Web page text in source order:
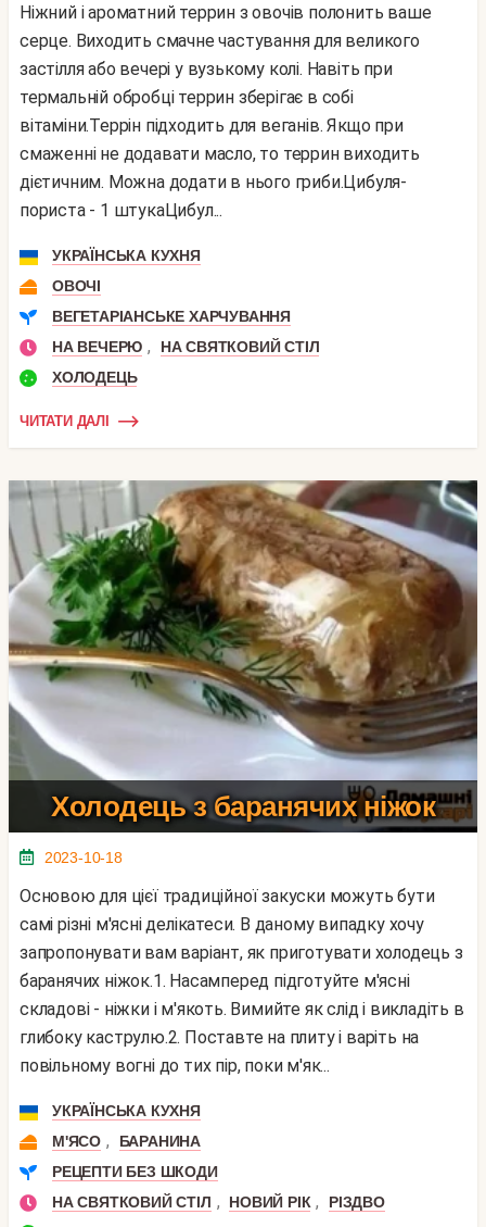
Ніжний і ароматний террин з овочів полонить ваше
серце. Виходить смачне частування для великого
застілля або вечері у вузькому колі. Навіть при
термальній обробці террин зберігає в собі
вітаміни.Террін підходить для веганів. Якщо при
смаженні не додавати масло, то террин виходить
дієтичним. Можна додати в нього гриби.Цибуля-
пориста - 1 штукаЦибул...
УКРАЇНСЬКА КУХНЯ
ОВОЧІ
ВЕГЕТАРІАНСЬКЕ ХАРЧУВАННЯ
НА ВЕЧЕРЮ ,
НА СВЯТКОВИЙ СТІЛ
ХОЛОДЕЦЬ
ЧИТАТИ ДАЛІ
Холодець з баранячих ніжок
2023-10-18
Основою для цієї традиційної закуски можуть бути
самі різні м'ясні делікатеси. В даному випадку хочу
запропонувати вам варіант, як приготувати холодець з
баранячих ніжок.1. Насамперед підготуйте м'ясні
складові - ніжки і м'якоть. Вимийте як слід і викладіть в
глибоку каструлю.2. Поставте на плиту і варіть на
повільному вогні до тих пір, поки м'як...
УКРАЇНСЬКА КУХНЯ
М'ЯСО ,
БАРАНИНА
РЕЦЕПТИ БЕЗ ШКОДИ
НА СВЯТКОВИЙ СТІЛ , НОВИЙ РІК ,
РІЗДВО